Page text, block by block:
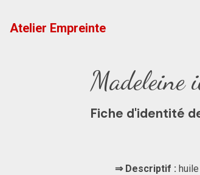
Atelier Empreinte
Madeleine
Fiche d'identité
⇒ Descriptif :